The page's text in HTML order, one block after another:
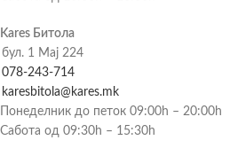
Kares Битола
бул. 1 Мај 224
078-243-714
karesbitola@kares.mk
Понеделник до петок 09:00h – 20:00h
Сабота од 09:30h – 15:30h